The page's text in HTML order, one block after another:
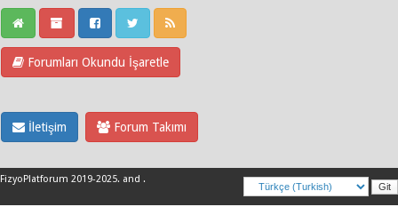
Forumları Okundu İşaretle
İletişim Forum Takımı
FizyoPlatforum 2019-2025. and .